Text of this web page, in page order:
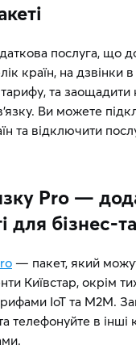
послуга, що
країн, на дзвінки в
та заощадити
Ви можете
та відключити
Pro —
для бізнес-
— пакет, який
Київстар, окрім
IoT та М2М.
телефонуйте в інші